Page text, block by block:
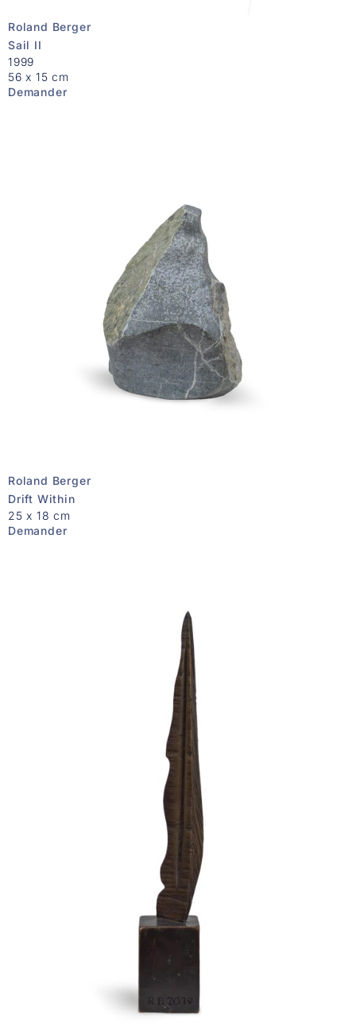
Roland Berger
Sail II
1999
56 x 15 cm
Demander
Roland Berger
Drift Within
25 x 18 cm
Demander